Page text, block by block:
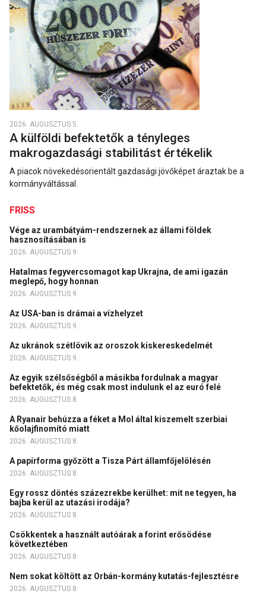
2026. AUGUSZTUS 5.
A külföldi befektetők a tényleges
makrogazdasági stabilitást értékelik
A piacok növekedésorientált gazdasági jövőképet áraztak be a
kormányváltással.
FRISS
Vége az urambátyám-rendszernek az állami földek
hasznosításában is
2026. AUGUSZTUS 9.
Hatalmas fegyvercsomagot kap Ukrajna, de ami igazán
meglepő, hogy honnan
2026. AUGUSZTUS 9.
Az USA-ban is drámai a vízhelyzet
2026. AUGUSZTUS 9.
Az ukránok szétlövik az oroszok kiskereskedelmét
2026. AUGUSZTUS 9.
Az egyik szélsőségből a másikba fordulnak a magyar
befektetők, és még csak most indulunk el az euró felé
2026. AUGUSZTUS 8.
A Ryanair behúzza a féket a Mol által kiszemelt szerbiai
kőolajfinomító miatt
2026. AUGUSZTUS 8.
A papírforma győzött a Tisza Párt államfőjelölésén
2026. AUGUSZTUS 8.
Egy rossz döntés százezrekbe kerülhet: mit ne tegyen, ha
bajba kerül az utazási irodája?
2026. AUGUSZTUS 8.
Csökkentek a használt autóárak a forint erősödése
következtében
2026. AUGUSZTUS 8.
Nem sokat költött az Orbán-kormány kutatás-fejlesztésre
2026. AUGUSZTUS 8.